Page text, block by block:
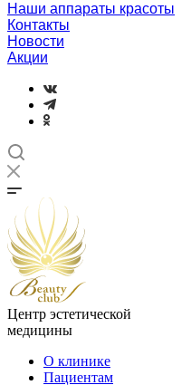
Наши аппараты красоты
Контакты
Новости
Акции
Центр эстетической
медицины
О клинике
Пациентам